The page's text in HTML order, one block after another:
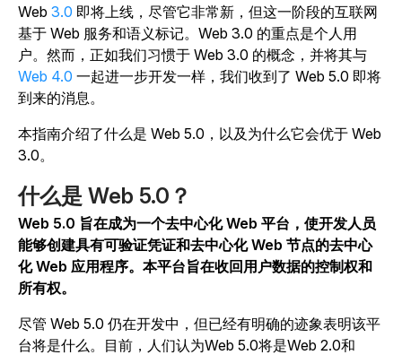
Web 3.0 即将上线，尽管它非常新，但这一阶段的互联网
基于 Web 服务和语义标记。Web 3.0 的重点是个人用
户。然而，正如我们习惯于 Web 3.0 的概念，并将其与
Web 4.0 一起进一步开发一样，我们收到了 Web 5.0 即将
到来的消息。
本指南介绍了什么是 Web 5.0，以及为什么它会优于 Web
3.0。
什么是 Web 5.0？
Web 5.0 旨在成为一个去中心化 Web 平台，使开发人员
能够创建具有可验证凭证和去中心化 Web 节点的去中心
化 Web 应用程序。本平台旨在收回用户数据的控制权和
所有权。
尽管 Web 5.0 仍在开发中，但已经有明确的迹象表明该平
台将是什么。目前，人们认为Web 5.0将是Web 2.0和